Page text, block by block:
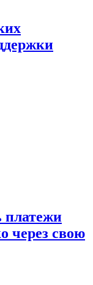
платежи
через свою